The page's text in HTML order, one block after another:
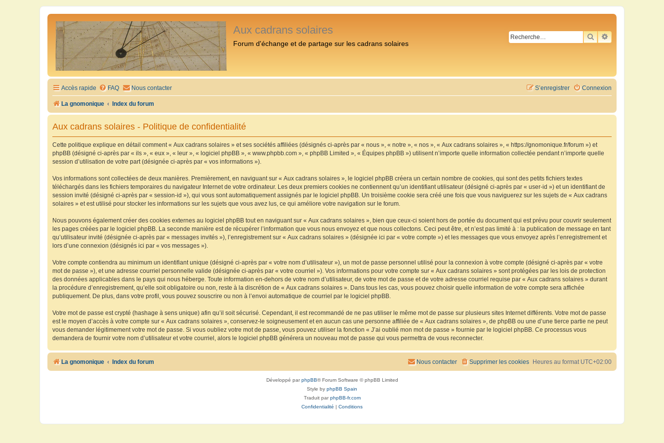
Aux cadrans solaires
Forum d'échange et de partage sur les cadrans solaires
RECHERCHER
RECHERCHE
Accès rapide FAQ Nous contacter Connexion
S’enregistrer
La gnomonique Index du forum
Aux cadrans solaires - Politique de confidentialité
Cette politique explique en détail comment « Aux cadrans solaires » et ses sociétés affiliées (désignés ci-après par « nous », « notre », « nos », « Aux cadrans solaires », « https://gnomonique.fr/forum ») et
phpBB (désigné ci-après par « ils », « eux », « leur », « logiciel phpBB », « www.phpbb.com », « phpBB Limited », « Équipes phpBB ») utilisent n’importe quelle information collectée pendant n’importe quelle
session d’utilisation de votre part (désignée ci-après par « vos informations »).
Vos informations sont collectées de deux manières. Premièrement, en naviguant sur « Aux cadrans solaires », le logiciel phpBB créera un certain nombre de cookies, qui sont des petits fichiers textes
téléchargés dans les fichiers temporaires du navigateur Internet de votre ordinateur. Les deux premiers cookies ne contiennent qu’un identifiant utilisateur (désigné ci-après par « user-id ») et un identifiant de
session invité (désigné ci-après par « session-id »), qui vous sont automatiquement assignés par le logiciel phpBB. Un troisième cookie sera créé une fois que vous naviguerez sur les sujets de « Aux cadrans
solaires » et est utilisé pour stocker les informations sur les sujets que vous avez lus, ce qui améliore votre navigation sur le forum.
Nous pouvons également créer des cookies externes au logiciel phpBB tout en naviguant sur « Aux cadrans solaires », bien que ceux-ci soient hors de portée du document qui est prévu pour couvrir seulement
les pages créées par le logiciel phpBB. La seconde manière est de récupérer l’information que vous nous envoyez et que nous collectons. Ceci peut être, et n’est pas limité à : la publication de message en tant
qu’utilisateur invité (désignée ci-après par « messages invités »), l’enregistrement sur « Aux cadrans solaires » (désignée ici par « votre compte ») et les messages que vous envoyez après l’enregistrement et
lors d’une connexion (désignés ici par « vos messages »).
Votre compte contiendra au minimum un identifiant unique (désigné ci-après par « votre nom d’utilisateur »), un mot de passe personnel utilisé pour la connexion à votre compte (désigné ci-après par « votre
mot de passe »), et une adresse courriel personnelle valide (désignée ci-après par « votre courriel »). Vos informations pour votre compte sur « Aux cadrans solaires » sont protégées par les lois de protection
des données applicables dans le pays qui nous héberge. Toute information en-dehors de votre nom d’utilisateur, de votre mot de passe et de votre adresse courriel requise par « Aux cadrans solaires » durant
la procédure d’enregistrement, qu’elle soit obligatoire ou non, reste à la discrétion de « Aux cadrans solaires ». Dans tous les cas, vous pouvez choisir quelle information de votre compte sera affichée
publiquement. De plus, dans votre profil, vous pouvez souscrire ou non à l’envoi automatique de courriel par le logiciel phpBB.
Votre mot de passe est crypté (hashage à sens unique) afin qu’il soit sécurisé. Cependant, il est recommandé de ne pas utiliser le même mot de passe sur plusieurs sites Internet différents. Votre mot de passe
est le moyen d’accès à votre compte sur « Aux cadrans solaires », conservez-le soigneusement et en aucun cas une personne affiliée de « Aux cadrans solaires », de phpBB ou une d’une tierce partie ne peut
vous demander légitimement votre mot de passe. Si vous oubliez votre mot de passe, vous pouvez utiliser la fonction « J’ai oublié mon mot de passe » fournie par le logiciel phpBB. Ce processus vous
demandera de fournir votre nom d’utilisateur et votre courriel, alors le logiciel phpBB générera un nouveau mot de passe qui vous permettra de vous reconnecter.
La gnomonique Index du forum Heures au format UTC+02:00
Supprimer les cookies
Nous contacter
Développé parphpBB® Forum Software © phpBB Limited
Style by phpBB Spain
Traduit parphpBB-fr.com
Confidentialité
Conditions